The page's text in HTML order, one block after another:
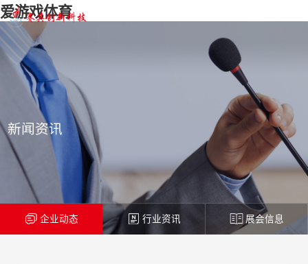
爱游戏体育
新闻资讯
企业动态 行业资讯 展会信息